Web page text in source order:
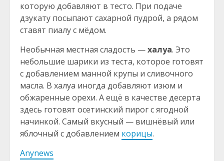
которую добавляют в тесто. При подаче
дзукату посыпают сахарной пудрой, а рядом
ставят пиалу с мёдом.
Необычная местная сладость —халуа. Это
небольшие шарики из теста, которое готовят
с добавлением манной крупы и сливочного
масла. В халуа иногда добавляют изюм и
обжаренные орехи. А ещё в качестве десерта
здесь готовят осетинский пирог с ягодной
начинкой. Самый вкусный — вишнёвый или
яблочный с добавлением корицы.
Anynews